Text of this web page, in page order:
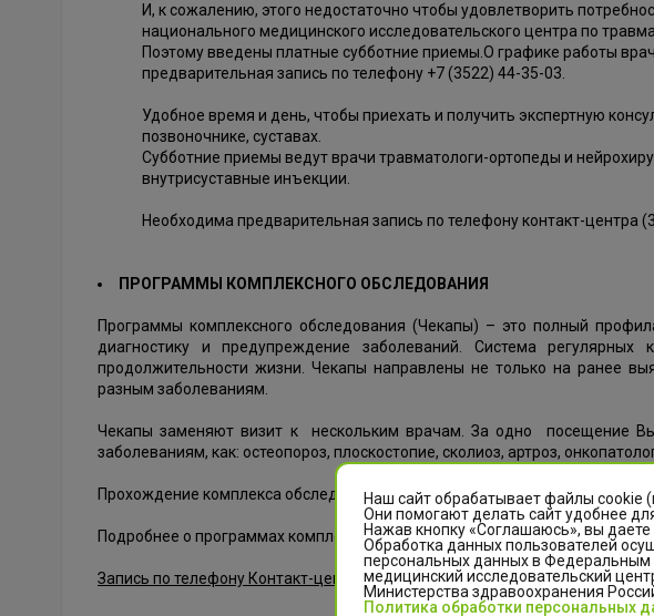
И, к сожалению, этого недостаточно чтобы удовлетворить
национального медицинского исследовательского центра по
Поэтому введены платные субботние приемы.О графике работы
предварительная запись по телефону +7 (3522) 44-35-03.
Удобное время и день, чтобы приехать и получить экспертную
позвоночнике, суставах.
Субботние приемы ведут врачи травматологи-ортопеды и
внутрисуставные инъекции.
Необходима предварительная запись по телефону контакт-центра
ПРОГРАММЫ КОМПЛЕКСНОГО ОБСЛЕДОВАНИЯ
​Программы комплексного обследования (Чекапы) – это полный
диагностику и предупреждение заболеваний. Система
продолжительности жизни. Чекапы направлены не только на ранее
разным заболеваниям.
Чекапы заменяют визит к нескольким врачам. За одно посещение
заболеваниям, как: остеопороз, плоскостопие, сколиоз, артроз,
Прохождение комплекса обследований занимает всего 1 - 2 дня
Подробнее о программах комплексного обследованиячитать
Запись по телефону Контакт-центра: +7 (3522) 44-35-03
Наш сайт обрабатывает файлы cookie
Они помогают делать сайт удобнее
Нажав кнопку «Соглашаюсь», вы даете
Обработка данных пользователей
персональных данных в
медицинский исследовательский
Министерства здравоохранения
Политика обработки